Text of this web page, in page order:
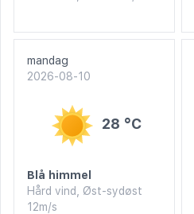
mandag
2026-08-10
28 °C
Blå himmel
Hård vind, Øst-sydøst
12m/s